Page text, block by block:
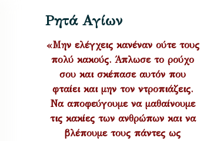
Ρητά Αγίων
«Μην ελέγχεις κανέναν ούτε τους
πολύ κακούς. Άπλωσε το ρούχο
σου και σκέπασε αυτόν που
φταίει και μην τον ντροπιάζεις.
Να αποφεύγουμε να μαθαίνουμε
τις κακίες των ανθρώπων και να
βλέπουμε τους πάντες ως